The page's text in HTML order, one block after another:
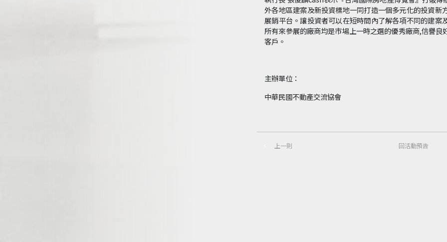
外各地區建案及新投資標地一同打造一個多元化的投資新
展銷平台。讓投資者可以在短時間內了解各項不同的建案
所有來參展的廠商均是市場上一時之選的優秀廠商,信譽
客戶。
主辦單位：
中華民國不動產交流協會
上一則 回活動預告